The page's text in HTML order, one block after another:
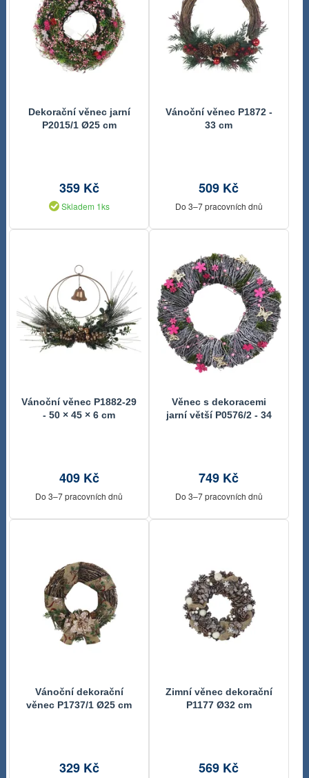
Dekorační věnec jarní
P2015/1 Ø25 cm
359 Kč
Skladem 1ks
Vánoční věnec P1872 -
33 cm
509 Kč
Do 3–7 pracovních dnů
Vánoční věnec P1882-29
- 50 × 45 × 6 cm
409 Kč
Do 3–7 pracovních dnů
Věnec s dekoracemi
jarní větší P0576/2 - 34
749 Kč
Do 3–7 pracovních dnů
Vánoční dekorační
věnec P1737/1 Ø25 cm
329 Kč
Zimní věnec dekorační
P1177 Ø32 cm
569 Kč